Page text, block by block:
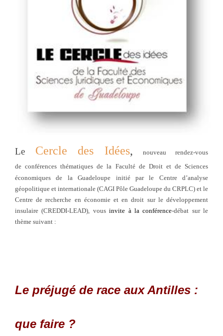
Le Cercle des Idées,
nouveau rendez-vous
deconférences thématiquesde la Faculté de Droit et de Sciences
économiques de la Guadeloupe initié par le Centre d’analyse
géopolitique et internationale (CAGI Pôle Guadeloupe du CRPLC) et le
Centre de recherche en économie et en droit sur le développement
insulaire (CREDDI-LEAD), vousinvite à la conférence-débat sur le
thème suivant :
Le préjugé de race aux Antilles :
que faire ?